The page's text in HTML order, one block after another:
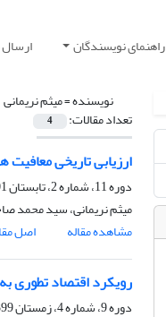
راهنمای نویسندگان ارسال
نویسنده =میثم نریمانی
تعداد مقالات: 4
ارزیابی تاریخی
دوره 11، شماره 2، تابستان 1401، صفحه
میثم نریمانی، سید محمد
مشاهده مقاله
اصل
رویکرد اقتصاد تطوری
دوره 9، شماره 4، زمستان 1399، صفحه